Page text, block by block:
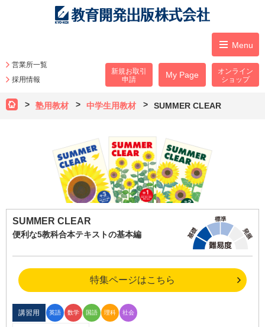
営業所一覧
採用情報
新規お取引
申請
My Page
オンライン
ショップ
Menu
塾用教材 中学生用教材 SUMMER CLEAR
SUMMER CLEAR
便利な5教科合本テキストの基本編
特集ページはこちら
講習用 英語 数学 国語 理科 社会